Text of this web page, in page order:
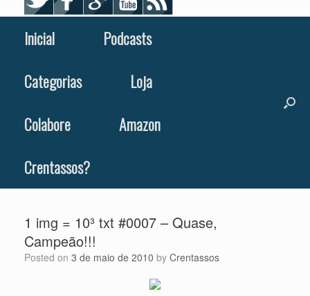
Inicial
Podcasts
Categorias
Loja
Colabore
Amazon
Crentassos?
1 img = 10³ txt #0007 – Quase,
Campeão!!!
Posted on 3 de maio de 2010 by Crentassos